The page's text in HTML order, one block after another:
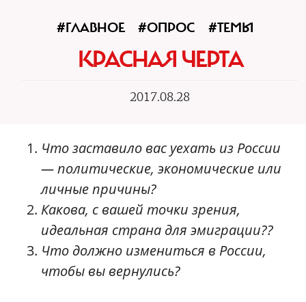
#ГЛАВНОЕ #ОПРОС #ТЕМЫ
КРАСНАЯ ЧЕРТА
2017.08.28
Что заставило вас уехать из России
— политические, экономические или
личные причины?
Какова, с вашей точки зрения,
идеальная страна для эмиграции??
Что должно измениться в России,
чтобы вы вернулись?